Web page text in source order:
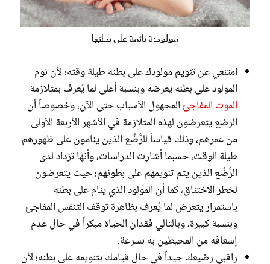
مولودة نائمة على بطنها
امتنعي عن تنويم مولودك على بطنه طيلة وقته؛ لأن نوم
المولود على بطنه يعرضه وبنسبة أعلى لما يُعرف بمتلازمة
الموت المفاجئ المجهول الأسباب حتى الآن، وخصوصاً أن
الرضع يتعرضون لهذه المتلازمة في الأشهر الأربعة الأولى
من عمرهم، وذلك قياساً للرُّضَّع الذين ينامون على ظهورهم
طيلة الوقت، حسبما أشارت الدراسات، وأنها تزداد لدى
الرُّضَّع الذين يتم تنويمهم على بطونهم؛ حيث يتعرضون
لخطر الاختناق، كما أن المولود الذي ينام على بطنه
باستمرار يتعرض لما يُعرف بظاهرة توقف التنفس المفاجئ
وبنسبة كبيرة، وبالتالي فقدان الحياة مبكراً في حال عدم
إسعافه من المحيطين به بسرعة.
راقبي رضيعك جيداً في حال قيامك بتنويمه على بطنه؛ لأن